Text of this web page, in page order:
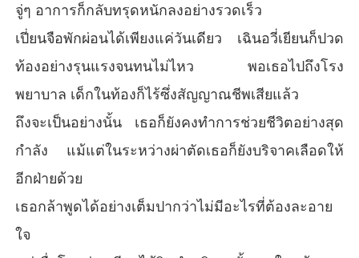
จู่ๆ อาการก็กลับทรุดหนักลงอย่างรวดเร็ว
เปี่ยนจือพักผ่อนได้เพียงแค่วันเดียว เฉินอวี่เยียนก็ปวด
ท้องอย่างรุนแรงจนทนไม่ไหว พอเธอไปถึงโรง
พยาบาล เด็กในท้องก็ไร้ซึ่งสัญญาณชีพเสียแล้ว
ถึงจะเป็นอย่างนั้น เธอก็ยังคงทำการช่วยชีวิตอย่างสุด
กำลัง แม้แต่ในระหว่างผ่าตัดเธอก็ยังบริจาคเลือดให้
อีกฝ่ายด้วย
เธอกล้าพูดได้อย่างเต็มปากว่าไม่มีอะไรที่ต้องละอาย
ใจ